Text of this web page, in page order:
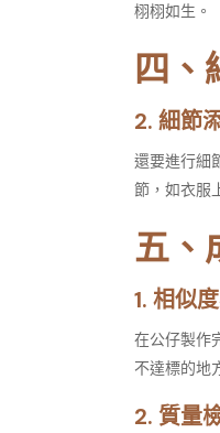
栩栩如生。​
四、
2. 細節
還要進行細
節，如衣服
五、
1. 相似
在公仔製作
不達標的地
2. 質量